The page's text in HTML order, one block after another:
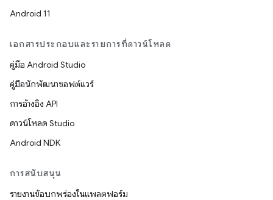
Android 11
เอกสารประกอบและรายการที่ดาวน์โหลด
คู่มือ Android Studio
คู่มือนักพัฒนาซอฟต์แวร์
การอ้างอิง API
ดาวน์โหลด Studio
Android NDK
การสนับสนุน
รายงานข้อบกพร่องในแพลตฟอร์ม